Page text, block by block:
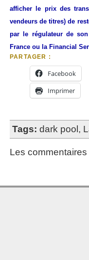
afficher le prix des
vendeurs de titres) de
par le régulateur de son
France ou la Financial
PARTAGER :
Facebook
Imprimer
Tags: dark pool ,
Les